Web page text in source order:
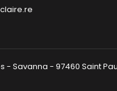
- Savanna - 97460 Saint